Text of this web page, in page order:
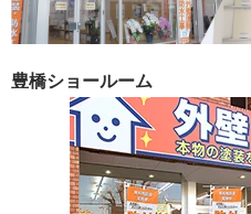
豊橋ショールーム